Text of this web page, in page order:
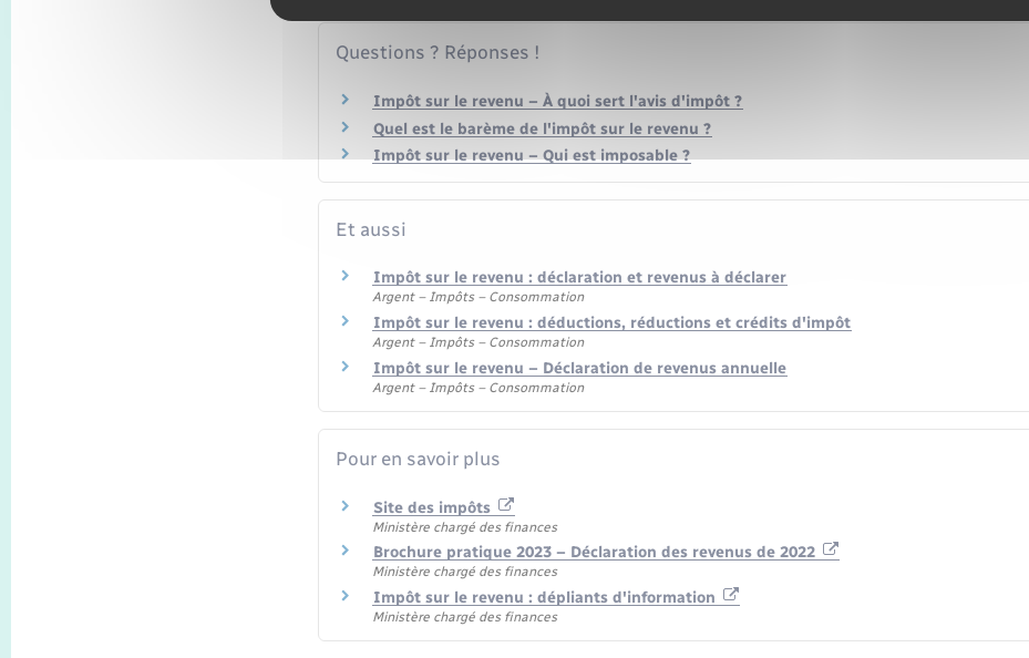
Questions ? Réponses !
Impôt sur le revenu – À quoi sert l'avis d'impôt ?
Quel est le barème de l'impôt sur le revenu ?
Impôt sur le revenu – Qui est imposable ?
Et aussi
Impôt sur le revenu : déclaration et revenus à déclarer
Argent – Impôts – Consommation
Impôt sur le revenu : déductions, réductions et crédits d'impôt
Argent – Impôts – Consommation
Impôt sur le revenu – Déclaration de revenus annuelle
Argent – Impôts – Consommation
Pour en savoir plus
Site des impôts
Ministère chargé des finances
Brochure pratique 2023 – Déclaration des revenus de 2022
Ministère chargé des finances
Impôt sur le revenu : dépliants d'information
Ministère chargé des finances